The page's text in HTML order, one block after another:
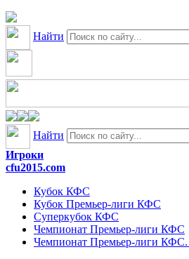
Найти
Найти
Игроки
cfu2015.com
Кубок КФС
Кубок Премьер-лиги КФС
Суперкубок КФС
Чемпионат Премьер-лиги КФС
Чемпионат Премьер-лиги КФС.